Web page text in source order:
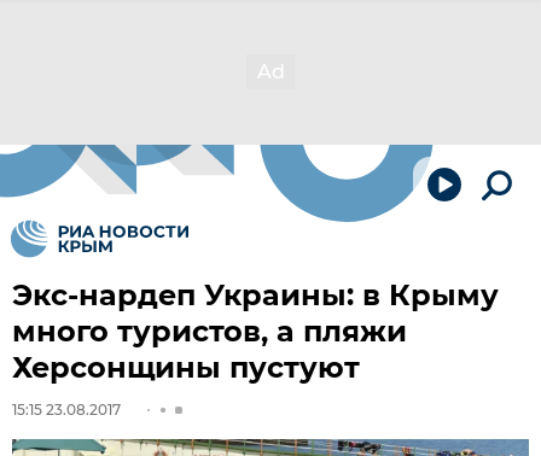
Экс-нардеп Украины: в Крыму
много туристов, а пляжи
Херсонщины пустуют
15:15 23.08.2017